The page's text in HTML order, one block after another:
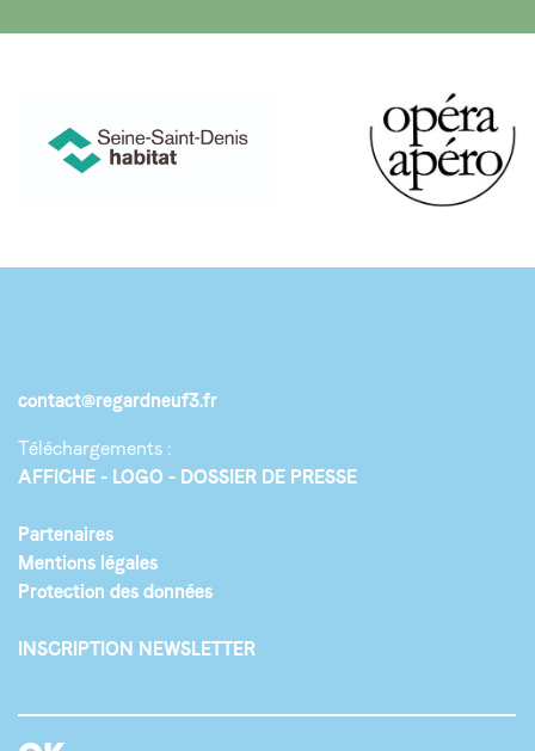
contact@regardneuf3.fr
Téléchargements :
AFFICHE
LOGO DOSSIER DE PRESSE
Partenaires
Mentions légales
Protection des données
INSCRIPTION NEWSLETTER